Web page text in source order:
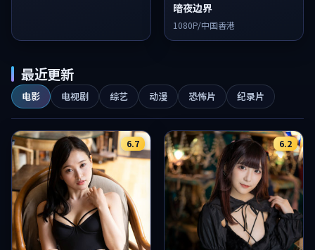
暗夜边界
1080P/中国香港
最近更新
电影 电视剧 综艺 动漫 恐怖片 纪录片
6.7 6.2